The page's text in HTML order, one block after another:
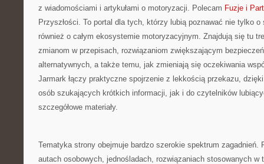
z wiadomościami i artykułami o motoryzacji. Polecam Fuzje i
Przyszłości. To portal dla tych, którzy lubią poznawać nie tylko
również o całym ekosystemie motoryzacyjnym. Znajdują się tu
zmianom w przepisach, rozwiązaniom zwiększającym
alternatywnych, a także temu, jak zmieniają się oczekiwania
Jarmark łączy praktyczne spojrzenie z lekkością przekazu,
osób szukających krótkich informacji, jak i do czytelników
szczegółowe materiały.
Tematyka strony obejmuje bardzo szerokie spektrum zagadnień.
autach osobowych, jednośladach, rozwiązaniach stosowanych w